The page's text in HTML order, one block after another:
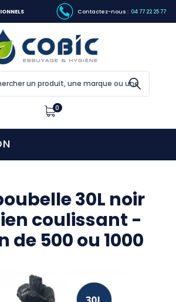
Contactez-nous : 04 77 22 25 77
0
30L noir
coulissant -
de 500 ou 1000